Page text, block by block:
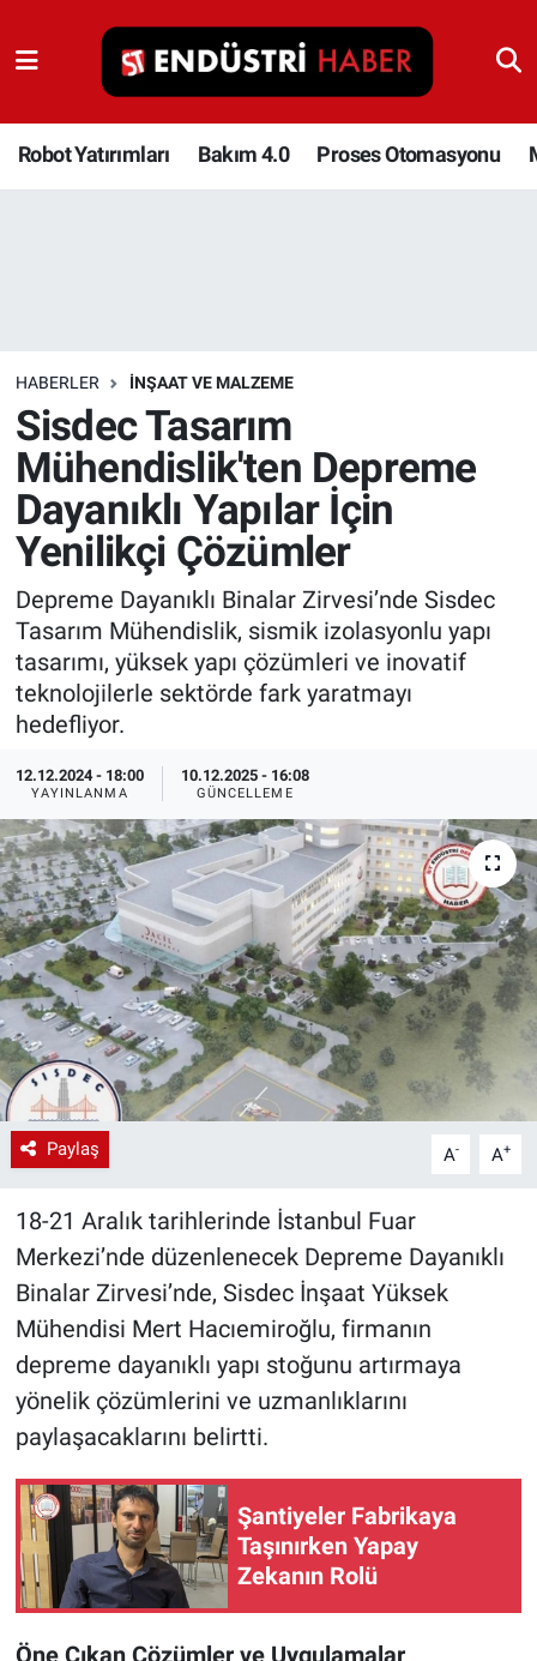
Robot Yatırımları Bakım 4.0 Proses Otomasyonu
HABERLER İNŞAAT VE MALZEME
Sisdec Tasarım
Mühendislik'ten Depreme
Dayanıklı Yapılar İçin
Yenilikçi Çözümler
Depreme Dayanıklı Binalar Zirvesi’nde Sisdec
Tasarım Mühendislik, sismik izolasyonlu yapı
tasarımı, yüksek yapı çözümleri ve inovatif
teknolojilerle sektörde fark yaratmayı
hedefliyor.
12.12.2024 - 18:00
YAYINLANMA
10.12.2025 - 16:08
GÜNCELLEME
Paylaş A- A+
18-21 Aralık tarihlerinde İstanbul Fuar
Merkezi’nde düzenlenecek Depreme Dayanıklı
Binalar Zirvesi’nde, Sisdec İnşaat Yüksek
Mühendisi Mert Hacıemiroğlu, firmanın
depreme dayanıklı yapı stoğunu artırmaya
yönelik çözümlerini ve uzmanlıklarını
paylaşacaklarını belirtti.
Şantiyeler Fabrikaya
Taşınırken Yapay
Zekanın Rolü
Robot Yatırımları
Bakım 4.0
Depolama Çözümleri
İnşaat ve Malzeme
HaberOrtak
EndüstriST
Enerjisini Üreten Fabrikalar
Endüstri 4.0 Uygulamaları
Ağır Sanayi Çözümleri